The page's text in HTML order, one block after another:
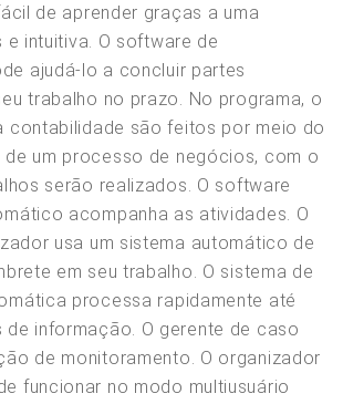
de aprender graças a uma
e intuitiva. O software de
ajudá-lo a concluir partes
trabalho no prazo. No programa, o
contabilidade são feitos por meio do
um processo de negócios, com o
serão realizados. O software
acompanha as atividades. O
usa um sistema automático de
em seu trabalho. O sistema de
processa rapidamente até
de informação. O gerente de caso
de monitoramento. O organizador
funcionar no modo multiusuário